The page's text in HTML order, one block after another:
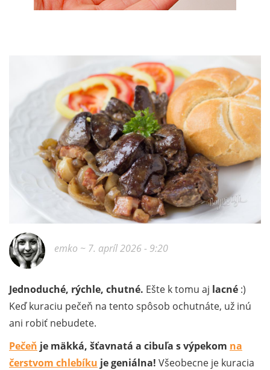
emko ~ 7. apríl 2026 - 9:20
Jednoduché, rýchle, chutné. Ešte k tomu aj lacné :)
Keď kuraciu pečeň na tento spôsob ochutnáte, už inú
ani robiť nebudete.
Pečeň je mäkká, šťavnatá a cibuľa s výpekom na
čerstvom chlebíku je geniálna! Všeobecne je kuracia